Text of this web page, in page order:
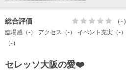
総合評価 （-）
臨場感（-） アクセス（-） イベント充実（-）
（-）
セレッソ大阪の愛❤️